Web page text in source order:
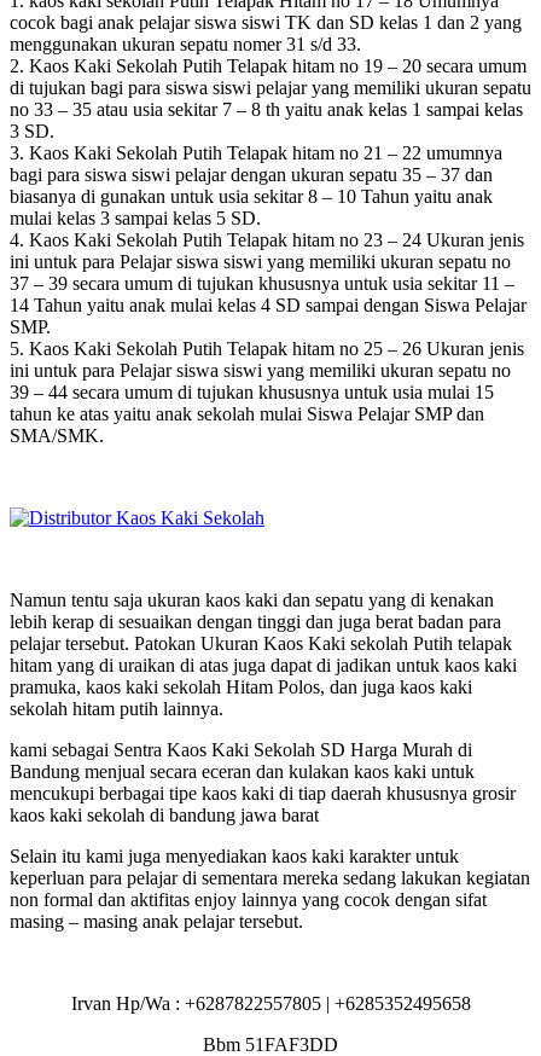
cocok bagi anak pelajar siswa siswi TK dan SD kelas 1 dan 2 yang
menggunakan ukuran sepatu nomer 31 s/d 33.
2. Kaos Kaki Sekolah Putih Telapak hitam no 19 – 20 secara umum
di tujukan bagi para siswa siswi pelajar yang memiliki ukuran sepatu
no 33 – 35 atau usia sekitar 7 – 8 th yaitu anak kelas 1 sampai kelas
3 SD.
3. Kaos Kaki Sekolah Putih Telapak hitam no 21 – 22 umumnya
bagi para siswa siswi pelajar dengan ukuran sepatu 35 – 37 dan
biasanya di gunakan untuk usia sekitar 8 – 10 Tahun yaitu anak
mulai kelas 3 sampai kelas 5 SD.
4. Kaos Kaki Sekolah Putih Telapak hitam no 23 – 24 Ukuran jenis
ini untuk para Pelajar siswa siswi yang memiliki ukuran sepatu no
37 – 39 secara umum di tujukan khususnya untuk usia sekitar 11 –
14 Tahun yaitu anak mulai kelas 4 SD sampai dengan Siswa Pelajar
SMP.
5. Kaos Kaki Sekolah Putih Telapak hitam no 25 – 26 Ukuran jenis
ini untuk para Pelajar siswa siswi yang memiliki ukuran sepatu no
39 – 44 secara umum di tujukan khususnya untuk usia mulai 15
tahun ke atas yaitu anak sekolah mulai Siswa Pelajar SMP dan
SMA/SMK.
Namun tentu saja ukuran kaos kaki dan sepatu yang di kenakan
lebih kerap di sesuaikan dengan tinggi dan juga berat badan para
pelajar tersebut. Patokan Ukuran Kaos Kaki sekolah Putih telapak
hitam yang di uraikan di atas juga dapat di jadikan untuk kaos kaki
pramuka, kaos kaki sekolah Hitam Polos, dan juga kaos kaki
sekolah hitam putih lainnya.
kami sebagai Sentra Kaos Kaki Sekolah SD Harga Murah di
Bandung menjual secara eceran dan kulakan kaos kaki untuk
mencukupi berbagai tipe kaos kaki di tiap daerah khususnya grosir
kaos kaki sekolah di bandung jawa barat
Selain itu kami juga menyediakan kaos kaki karakter untuk
keperluan para pelajar di sementara mereka sedang lakukan kegiatan
non formal dan aktifitas enjoy lainnya yang cocok dengan sifat
masing – masing anak pelajar tersebut.
Irvan Hp/Wa : +6287822557805 | +6285352495658
Bbm 51FAF3DD